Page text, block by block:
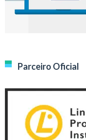
Parceiro Oficial